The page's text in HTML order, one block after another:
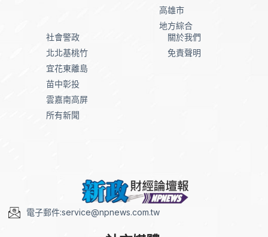
高雄市
地方綜合
社會警政
北北基桃竹
宜花東離島
苗中彰投
雲嘉南高屏
所有新聞
關於我們
免責聲明
電子郵件:service@npnews.com.tw